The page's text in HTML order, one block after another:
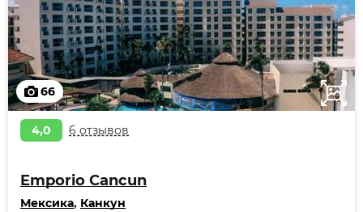
66
4,0 6 отзывов
Emporio Cancun
Мексика, Канкун